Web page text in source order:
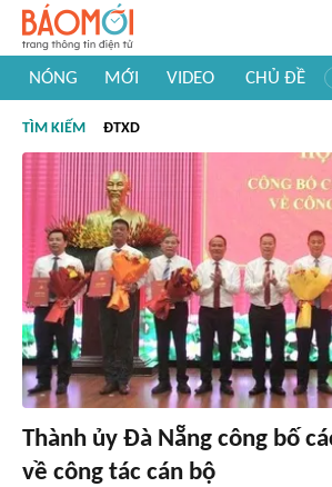
NÓNG MỚI VIDEO CHỦ ĐỀ
#Khám phá thế giới
TÌM KIẾM ĐTXD
Thành ủy Đà Nẵng công bố
về công tác cán bộ